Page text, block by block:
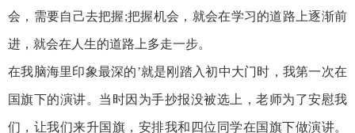
会，需要自己去把握;把握机会，就会在学习的道路上逐渐前
进，就会在人生的道路上多走一步。
在我脑海里印象最深的’就是刚踏入初中大门时，我第一次在
国旗下的演讲。当时因为手抄报没被选上，老师为了安慰我
们，让我们来升国旗，安排我和四位同学在国旗下做演讲。